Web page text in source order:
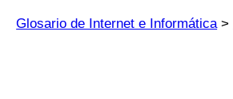
Glosario de Internet e Informática>